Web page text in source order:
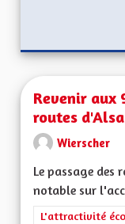
Revenir aux
routes
Wierscher
Le passage
notable sur
Filtrer les
L'attractivité